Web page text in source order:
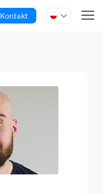
Kontakt